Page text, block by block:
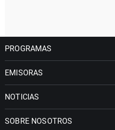
PROGRAMAS
EMISORAS
NOTICIAS
SOBRE NOSOTROS